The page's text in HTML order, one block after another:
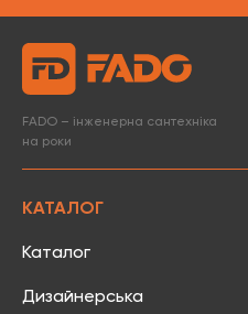
FADO – інженерна сантехніка
на роки
КАТАЛОГ
Каталог
Дизайнерська